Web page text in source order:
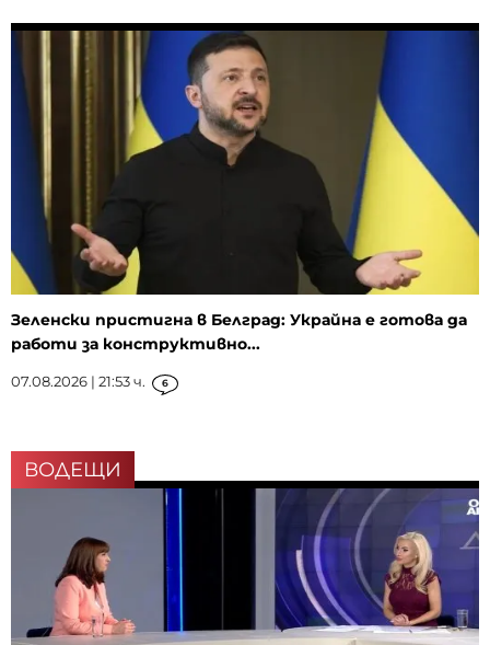
Зеленски пристигна в Белград: Украйна е готова да
работи за конструктивно...
07.08.2026 | 21:53 ч. 6
ВОДЕЩИ